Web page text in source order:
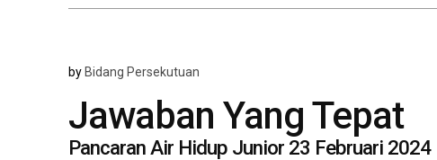
by Bidang Persekutuan
Jawaban Yang Tepat
Pancaran Air Hidup Junior 23 Februari 2024